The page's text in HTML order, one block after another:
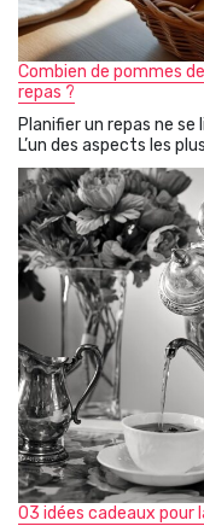
Combien de pommes
repas ?
Planifier un repas ne
L’un des aspects les
03 idées cadeaux pour